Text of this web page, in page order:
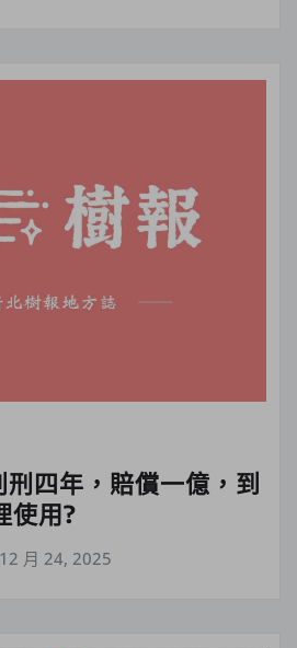
四年，賠償一億，到
使用?
12 月 24, 2025